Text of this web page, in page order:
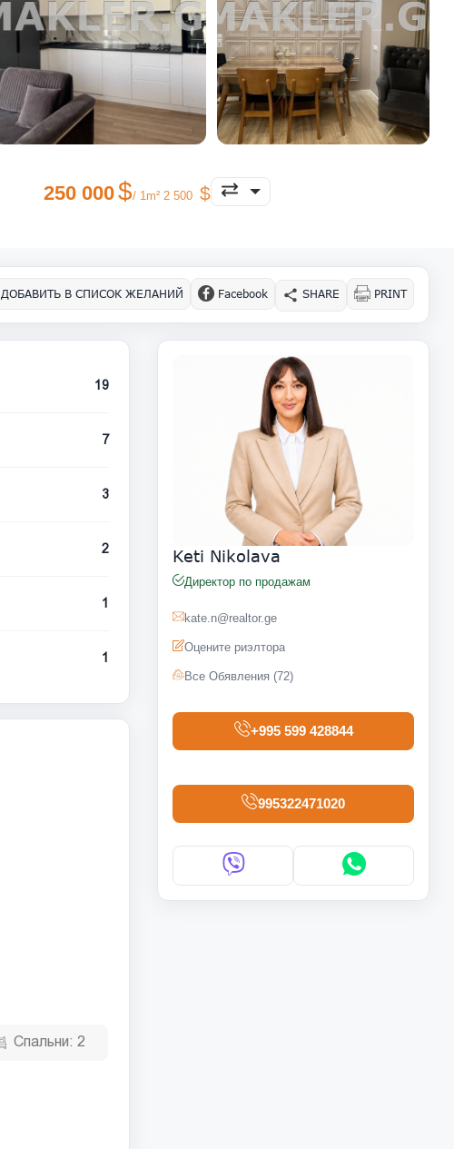
250 000 / 1m² 2 500
ДОБАВИТЬ В СПИСОК ЖЕЛАНИЙ Facebook SHARE PRINT
19
7
3
2
1
1
Спальни: 2
Keti Nikolava
Директор по продажам
kate.n@realtor.ge
Оцените риэлтора
Все Обявления (72)
+995 599 428844
995322471020